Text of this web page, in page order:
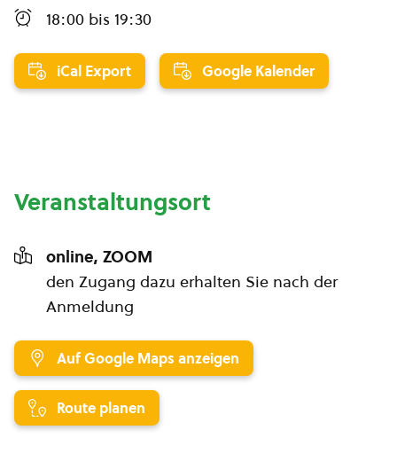
18:00 bis 19:30
iCal Export Google Kalender
Veranstaltungsort
online, ZOOM
den Zugang dazu erhalten Sie nach der
Anmeldung
Auf Google Maps anzeigen
Route planen